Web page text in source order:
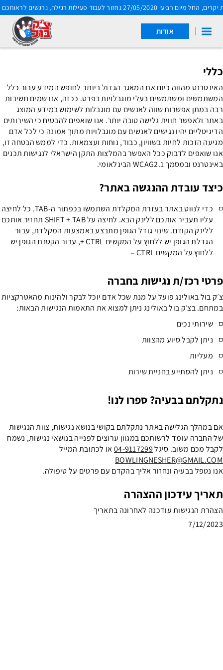
רביעי 27/05/2020 נחזור לעבוד פעילות רגילה, נרגשים לראותכם בשנית
דלג לסרגל הניווט
דלג לתוכן
אודות
הצהרת נגישות
כללי
האינטרנט מהווה כיום את המאגר הגדול ביותר לחופש המידע עבור כלל
המשתמשים ומשתמשים בעלי מוגבלויות בפרט. ככזה, אנו שמים חשיבות
רבה במתן אפשרות שווה לאנשים עם מוגבלות לשימוש במידע המוצג
באתר ולאפשר חווית גלישה טובה יותר. אנו שואפים להבטיח כי השירותים
הדיגיטליים יהיו נגישים לאנשים עם מוגבלויות מתוך אמונה כי לכל אדם
מגיעה הזכות לחיות בשוויון, כבוד, נוחות ועצמאות. כדי לממש הבטחה זו,
אנו שואפים לדבוק ככל האפשר בהמלצות התקן הישראלי לנגישות תכנים
באינטרנט ובמסמך WCAG2.1 הבינלאומי.
כיצד עובדת ההנגשה באתר?
כדי לנווט באתר בעזרת המקלדת השתמשו בכפתור ה-TAB. כל לחיצה
עליו תעביר אותכם ללינק הבא. לחיצה על SHIFT + TAB תחזיר אותכם
ללינק הקודם. שינוי גודל הגופן מתבצע באמצעות המקלדת, עבור
הגדלת הגופן יש ללחוץ על המקשים CTRL +, עבור הקטנת הגופן יש
ללחוץ על המקשים CTRL –
פרטי רכז/ת נגישות בחברה
צ׳ק בול באולינג פועל על מנת שכל אדם יוכל לבקר ולהינות מהאטרקציות
במתחם. בצ׳ק בול באולינג ניתן למצוא את התאמות הנגישות הבאות:
שירותי נכים
ניתן לקבל סיוע מהצוות
מעליות
ניתן להסתייע בחניית שירות
נתקלתם בבעיה? ספרו לנו!
אם במהלך הגלישה באתר נתקלתם בקושי בנושא נגישות, צוות הנגישות
של החברה עומד לרשותכם במגוון ערוצים לפנייה בנושאי נגישות, נשמח
לקבל מכם משוב. סיגל04-9117299או לכתובת המייל
BOWLINGNESHER@GMAIL.COM
אנו נטפל בבעיה ונחזור אליך בהקדם עם פרטים על טיפולה.
תאריך עידכון ההצהרה
הצהרת הנגישות עודכנה לאחרונה בתאריך
7/12/2023